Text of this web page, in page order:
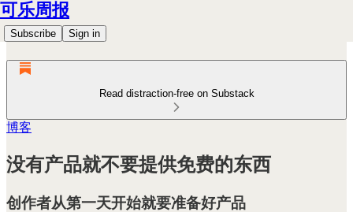
可乐周报
Subscribe Sign in
Read distraction-free on Substack
博客
没有产品就不要提供免费的东西
创作者从第一天开始就要准备好产品